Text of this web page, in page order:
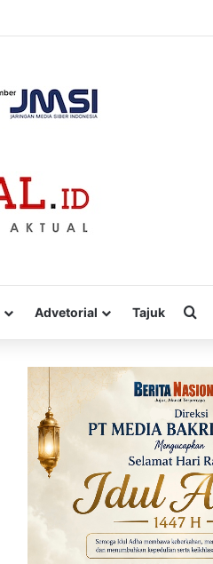
Advetorial Tajuk